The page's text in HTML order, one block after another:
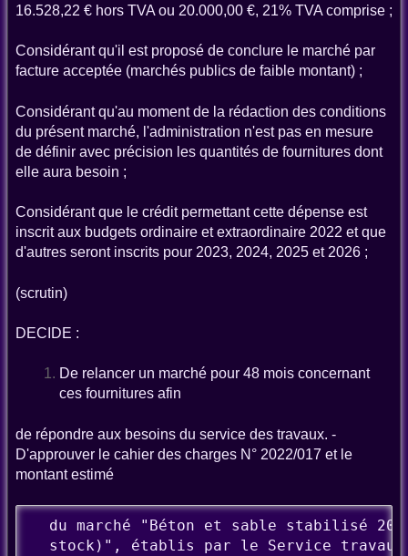
16.528,22 € hors TVA ou 20.000,00 €, 21% TVA comprise ;
Considérant qu'il est proposé de conclure le marché par
facture acceptée (marchés publics de faible montant) ;
Considérant qu'au moment de la rédaction des conditions
du présent marché, l'administration n'est pas en mesure
de définir avec précision les quantités de fournitures dont
elle aura besoin ;
Considérant que le crédit permettant cette dépense est
inscrit aux budgets ordinaire et extraordinaire 2022 et que
d'autres seront inscrits pour 2023, 2024, 2025 et 2026 ;
(scrutin)
DECIDE :
De relancer un marché pour 48 mois concernant
ces fournitures afin
de répondre aux besoins du service des travaux. -
D'approuver le cahier des charges N° 2022/017 et le
montant estimé
du marché "Béton et sable stabilisé
stock)", établis par le Service